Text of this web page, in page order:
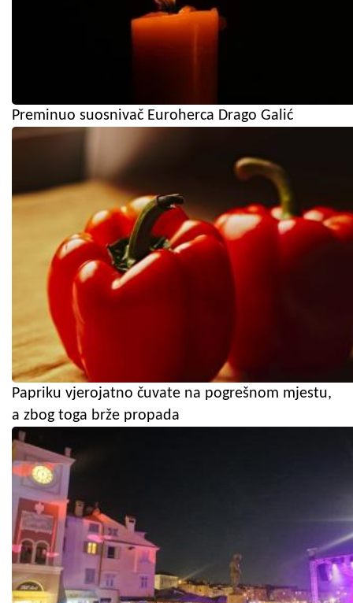
Preminuo suosnivač Euroherca Drago Galić
Papriku vjerojatno čuvate na pogrešnom mjestu,
a zbog toga brže propada